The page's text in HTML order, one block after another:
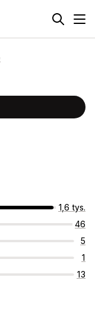
1,6 tys.
46
5
1
13